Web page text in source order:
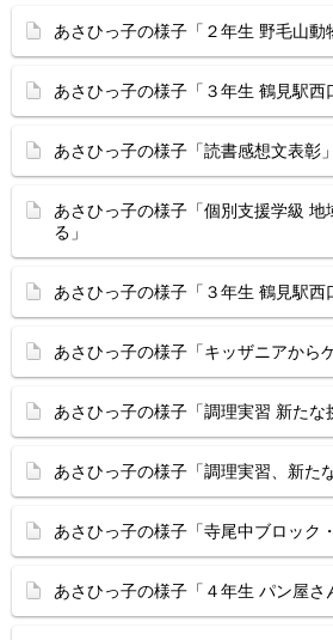
あさひっ子の様子「２年生 野毛山動
あさひっ子の様子「３年生 鶴見駅西
あさひっ子の様子「読書感想文表彰」
あさひっ子の様子「個別支援学級 地
る」
あさひっ子の様子「３年生 鶴見駅西
あさひっ子の様子「キッザニアから
あさひっ子の様子「調理実習 新たな
あさひっ子の様子「調理実習、新た
あさひっ子の様子「寺尾中ブロック
あさひっ子の様子「４年生 パン屋さ